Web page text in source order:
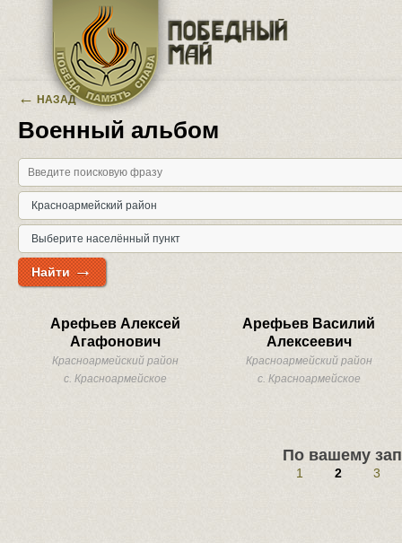
Перейти к основному содержанию
← НАЗАД
Военный альбом
Найти→
Арефьев Алексей
Агафонович
Красноармейский район
с. Красноармейское
Арефьев Василий
Алексеевич
Красноармейский район
с. Красноармейское
По вашему
1 2 3